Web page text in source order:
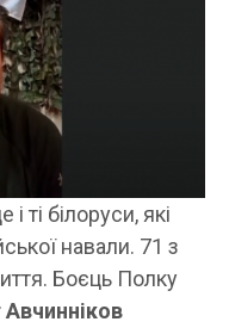
ті білоруси, які
навали. 71 з
Боєць Полку
Авчинніков